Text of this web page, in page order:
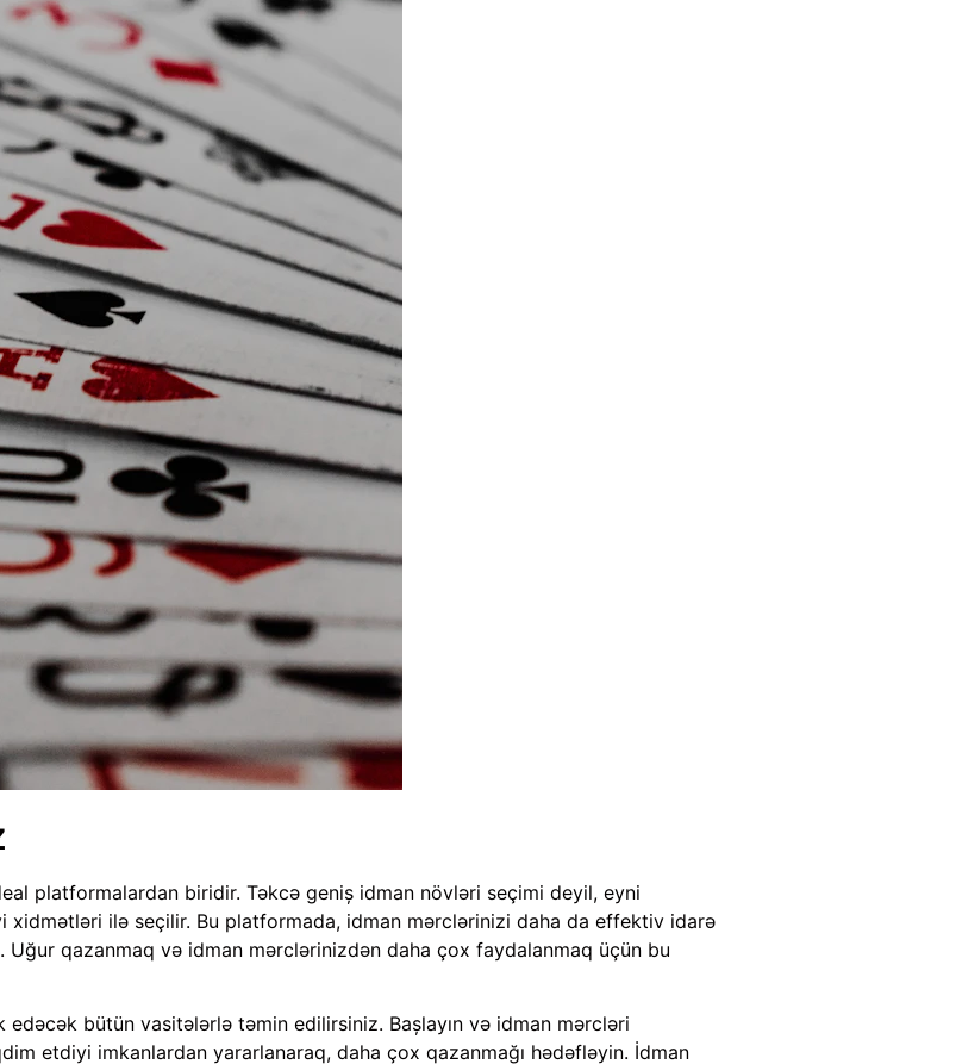
platformalardan biridir. Təkcə geniş idman növləri seçimi deyil, eyni
xidmətləri ilə seçilir. Bu platformada, idman mərclərinizi daha da effektiv idarə
Uğur qazanmaq və idman mərclərinizdən daha çox faydalanmaq üçün bu
edəcək bütün vasitələrlə təmin edilirsiniz. Başlayın və idman mərcləri
etdiyi imkanlardan yararlanaraq, daha çox qazanmağı hədəfləyin. İdman